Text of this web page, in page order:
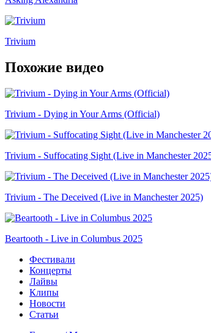
Trivium
Похожие видео
Trivium - Dying in Your Arms (Official)
Trivium - Suffocating Sight (Live in Manchester
Trivium - The Deceived (Live in Manchester 2025)
Beartooth - Live in Columbus 2025
Фестивали
Концерты
Лайвы
Клипы
Новости
Статьи